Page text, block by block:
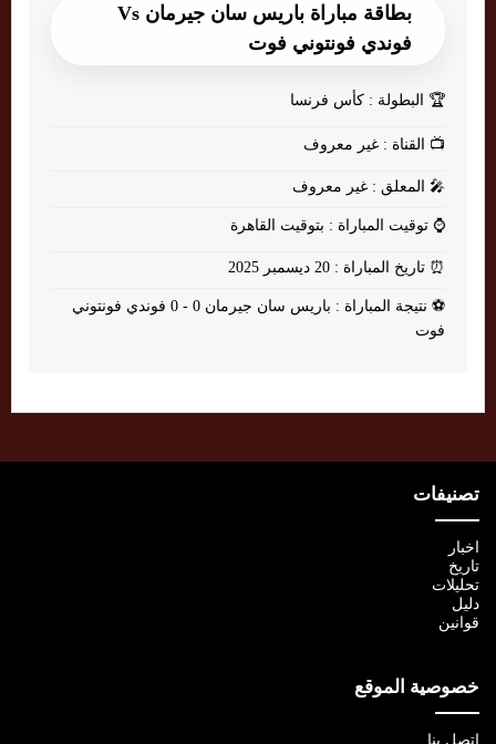
بطاقة مباراة باريس سان جيرمان Vs
فوندي فونتوني فوت
🏆 البطولة : كأس فرنسا
📺 القناة : غير معروف
🎤 المعلق : غير معروف
⌚ توقيت المباراة : بتوقيت القاهرة
⏰ تاريخ المباراة : 20 ديسمبر 2025
⚽
نتيجة المباراة : باريس سان جيرمان 0 - 0 فوندي فونتوني
فوت
تصنيفات
اخبار
تاريخ
تحليلات
دليل
قوانين
خصوصية الموقع
اتصل بنا